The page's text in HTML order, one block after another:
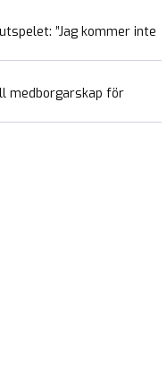
”Jag kommer inte
medborgarskap för